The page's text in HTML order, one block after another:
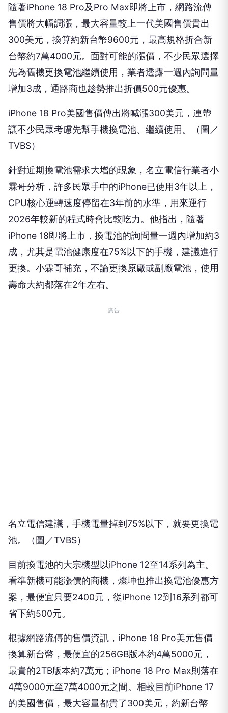
隨著iPhone 18 Pro及Pro Max即將上市，網路流傳
售價將大幅調漲，最大容量較上一代美國售價貴出
300美元，換算約新台幣9600元，最高規格折合新
台幣約7萬4000元。面對可能的漲價，不少民眾選擇
先為舊機更換電池繼續使用，業者透露一週內詢問量
增加3成，通路商也趁勢推出折價500元優惠。
iPhone 18 Pro美國售價傳出將喊漲300美元，連帶
讓不少民眾考慮先幫手機換電池、繼續使用。（圖／
TVBS）
針對近期換電池需求大增的現象，名立電信行業者小
霖哥分析，許多民眾手中的iPhone已使用3年以上，
CPU核心運轉速度停留在3年前的水準，用來運行
2026年較新的程式時會比較吃力。他指出，隨著
iPhone 18即將上市，換電池的詢問量一週內增加約3
成，尤其是電池健康度在75%以下的手機，建議進行
更換。小霖哥補充，不論更換原廠或副廠電池，使用
壽命大約都落在2年左右。
廣告
名立電信建議，手機電量掉到75%以下，就要更換電
池。（圖／TVBS）
目前換電池的大宗機型以iPhone 12至14系列為主。
看準新機可能漲價的商機，燦坤也推出換電池優惠方
案，最便宜只要2400元，從iPhone 12到16系列都可
省下約500元。
根據網路流傳的售價資訊，iPhone 18 Pro美元售價
換算新台幣，最便宜的256GB版本約4萬5000元，
最貴的2TB版本約7萬元；iPhone 18 Pro Max則落在
4萬9000元至7萬4000元之間。相較目前iPhone 17
的美國售價，最大容量都貴了300美元，約新台幣